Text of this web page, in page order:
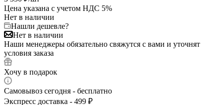
Цена указана с учетом НДС 5%
Нет в наличии
Нашли дешевле?
Нет в наличии
Наши менеджеры обязательно свяжутся с вами и уточнят
условия заказа
Хочу в подарок
Самовывоз сегодня - бесплатно
Экспресс доставка - 499 ₽